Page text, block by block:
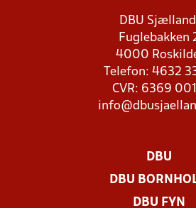
DBU Sjælland
Fuglebakken
4000
Telefon: 4632
CVR: 6369
DBU
DBU
DBU FYN